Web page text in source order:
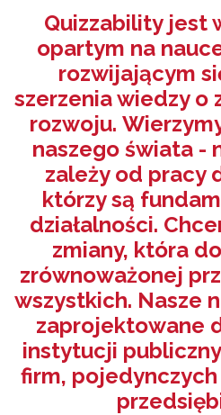
Quizzability jest
opartym na
rozwijającym
szerzenia wiedzy o
rozwoju.
naszego świata -
zależy od pracy
którzy są
działalności.
zmiany, która
zrównoważonej
wszystkich. Nasze
zaprojektowane
instytucji
firm,